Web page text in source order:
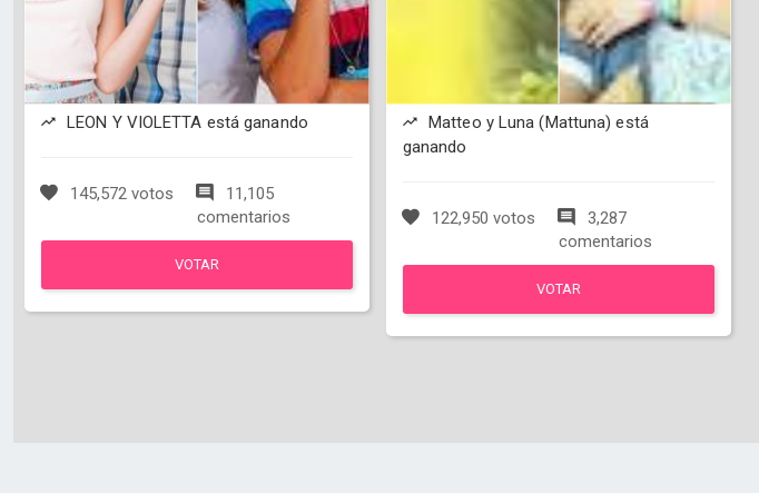
LEON Y VIOLETTA está ganando
145,572 votos
11,105
comentarios
VOTAR
Matteo y Luna (Mattuna) está
ganando
122,950 votos
3,287
comentarios
VOTAR